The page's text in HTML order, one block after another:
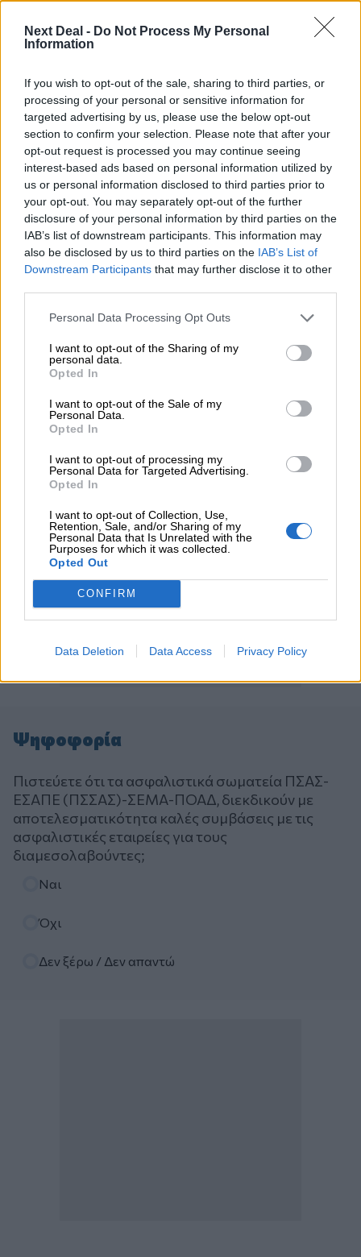
Next Deal - Do Not Process My Personal
Information
If you wish to opt-out of the sale, sharing to third parties, or
processing of your personal or sensitive information for
targeted advertising by us, please use the below opt-out
section to confirm your selection. Please note that after your
opt-out request is processed you may continue seeing
interest-based ads based on personal information utilized by
us or personal information disclosed to third parties prior to
your opt-out. You may separately opt-out of the further
disclosure of your personal information by third parties on the
IAB’s list of downstream participants. This information may
also be disclosed by us to third parties on the IAB’s List of
Downstream Participants that may further disclose it to other
Personal Data Processing Opt Outs
I want to opt-out of the Sharing of my
personal data.
Opted In
I want to opt-out of the Sale of my
Personal Data.
Opted In
I want to opt-out of processing my
Personal Data for Targeted Advertising.
Opted In
I want to opt-out of Collection, Use,
Retention, Sale, and/or Sharing of my
Personal Data that Is Unrelated with the
Purposes for which it was collected.
Opted Out
CONFIRM
Data Deletion Data Access Privacy Policy
ελληνικές τράπεζες «πρωταθλήτριες» στα δάνεια, νέο deal
Βαρδινογιάννη- Εξάρχου και ο διπλασιασμός των κερδών της
ΔΕΗ
Randy Schekman, Νομπελίστας Ιατρικής: «Σε πέντε χρόνια
μπορεί να έχουμε θεραπεία που αναστέλλει την εξέλιξη του
Πάρκινσον»
05.08.2026 - 12:33
Ε.Ε και παράνομη μετανάστευση: προτάσεις και δράσεις με
παρονομαστή το κοινό συμφέρον
05.08.2026 - 12:11
Αντώνης Βουκλαρής - «ΕΡΡΙΚΟΣ ΝΤΥΝΑΝ»
Η νέα εποχή στην εκπαίδευση των ασφαλιστικών
διαμεσολαβητών
05.08.2026 - 10:50
Ξεκινούν οι αιτήσεις στο vouchers.gov.gr για το Πρόγραμμα
«Τουρισμός για όλους 2026-2027»
Ψηφοφορία
Πιστεύετε ότι τα ασφαλιστικά σωματεία ΠΣΑΣ-
ΕΣΑΠΕ (ΠΣΣΑΣ)-ΣΕΜΑ-ΠΟΑΔ, διεκδικούν με
αποτελεσματικότητα καλές συμβάσεις με τις
ασφαλιστικές εταιρείες για τους
διαμεσολαβούντες;
Ναι
Όχι
Δεν ξέρω / Δεν απαντώ